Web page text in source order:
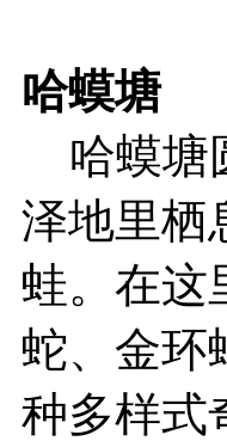
哈蟆塘
哈蟆塘
泽地里栖
蛙。在
蛇、金环
种多样式